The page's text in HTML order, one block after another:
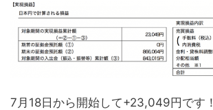
7月18日から開始して+23,049円です！